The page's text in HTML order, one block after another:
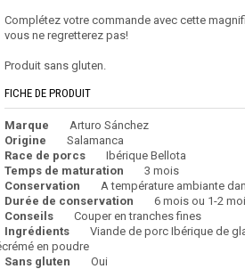
Complétez votre commande avec cette
vous ne regretterez pas!
Produit sans gluten.
FICHE DE PRODUIT
Marque
Arturo Sánchez
Origine
Salamanca
Race de porcs
Ibérique Bellota
Temps de maturation
3 mois
Conservation
A température ambiante
Durée de conservation
6 mois ou 1-2
Conseils
Couper en tranches fines
Ingrédients
Viande de porc Ibérique de
en poudre
Sans gluten
Oui